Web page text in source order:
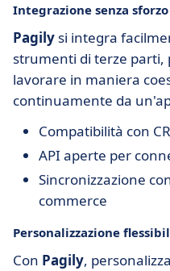
Integrazione senza sforzo
Pagily si integra
strumenti di terze
lavorare in maniera
continuamente da
Compatibilità con
API aperte per
Sincronizzazione
commerce
Personalizzazione
Con Pagily,